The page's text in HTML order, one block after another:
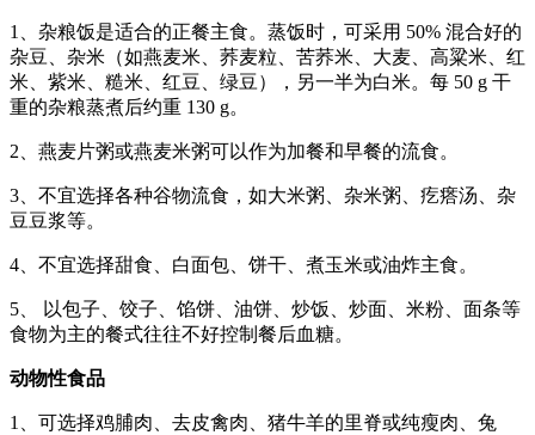
1、杂粮饭是适合的正餐主食。蒸饭时，可采用 50% 混合好的
杂豆、杂米（如燕麦米、荞麦粒、苦荞米、大麦、高粱米、红
米、紫米、糙米、红豆、绿豆），另一半为白米。每 50 g 干
重的杂粮蒸煮后约重 130 g。
2、燕麦片粥或燕麦米粥可以作为加餐和早餐的流食。
3、不宜选择各种谷物流食，如大米粥、杂米粥、疙瘩汤、杂
豆豆浆等。
4、不宜选择甜食、白面包、饼干、煮玉米或油炸主食。
5、 以包子、饺子、馅饼、油饼、炒饭、炒面、米粉、面条等
食物为主的餐式往往不好控制餐后血糖。
动物性食品
1、可选择鸡脯肉、去皮禽肉、猪牛羊的里脊或纯瘦肉、兔